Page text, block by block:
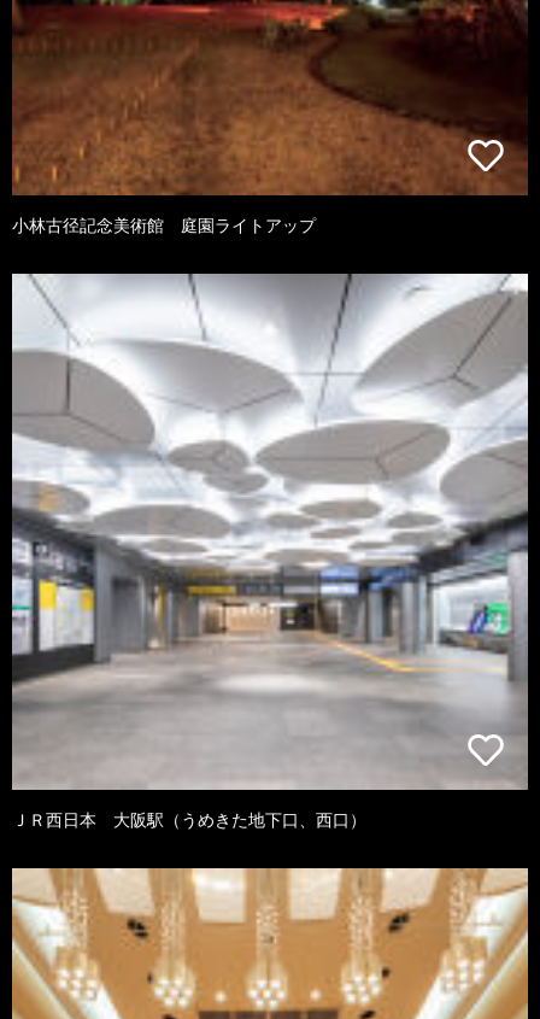
小林古径記念美術館 庭園ライトアップ
ＪＲ西日本 大阪駅（うめきた地下口、西口）